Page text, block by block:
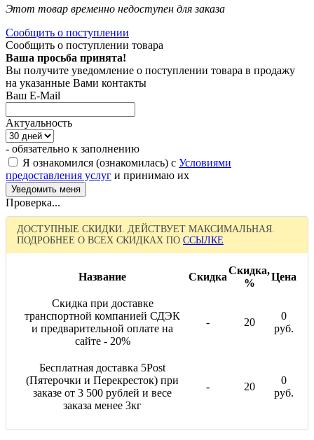
Этот товар временно недоступен для заказа
Сообщить о поступлении
Сообщить о поступлении товара
Ваша просьба принята!
Вы получите уведомление о поступлении товара в продажу
на указанные Вами контакты
Ваш E-Mail
Актуальность
- обязательно к заполнению
Я ознакомился (ознакомилась) с Условиями
предоставления услуг и принимаю их
Проверка...
ДОСТУПНЫЕ СКИДКИ. ДЕЙСТВУЕТ МАКСИМАЛЬНАЯ.
ПОДРОБНЕЕ О ВСЕХ СКИДКАХ ПО ССЫЛКЕ
Название Скидка
Скидка,
%
Цена
Скидка при доставке
транспортной компанией СДЭК
и предварительной оплате на
сайте - 20%
- 20
0
руб.
Бесплатная доставка 5Post
(Пятерочки и Перекресток) при
заказе от 3 500 рублей и весе
заказа менее 3кг
- 20
0
руб.